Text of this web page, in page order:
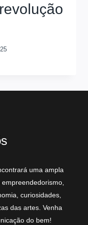
uma ampla
curiosidades,
das artes. Venha
do bem!